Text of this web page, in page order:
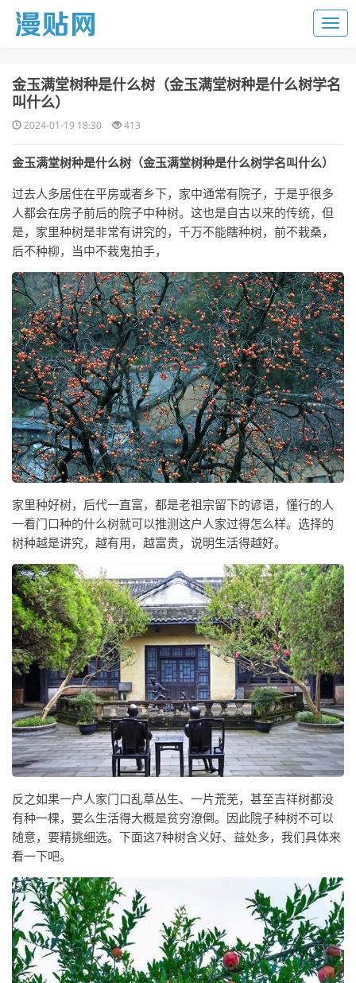
​金玉满堂树种是什么树（金玉满堂树种是什么树学名
叫什么）
2024-01-19 18:30 413
金玉满堂树种是什么树（金玉满堂树种是什么树学名叫什么）
过去人多居住在平房或者乡下，家中通常有院子，于是乎很多
人都会在房子前后的院子中种树。这也是自古以来的传统，但
是，家里种树是非常有讲究的，千万不能瞎种树，前不栽桑，
后不种柳，当中不栽鬼拍手，
家里种好树，后代一直富，都是老祖宗留下的谚语，懂行的人
一看门口种的什么树就可以推测这户人家过得怎么样。选择的
树种越是讲究，越有用，越富贵，说明生活得越好。
反之如果一户人家门口乱草丛生、一片荒芜，甚至吉祥树都没
有种一棵，要么生活得大概是贫穷潦倒。因此院子种树不可以
随意，要精挑细选。下面这7种树含义好、益处多，我们具体来
看一下吧。